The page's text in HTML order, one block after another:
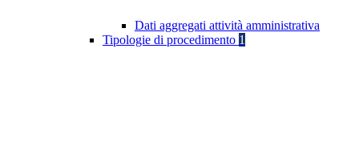
Dati aggregati attività amministrativa
Tipologie di procedimento 1